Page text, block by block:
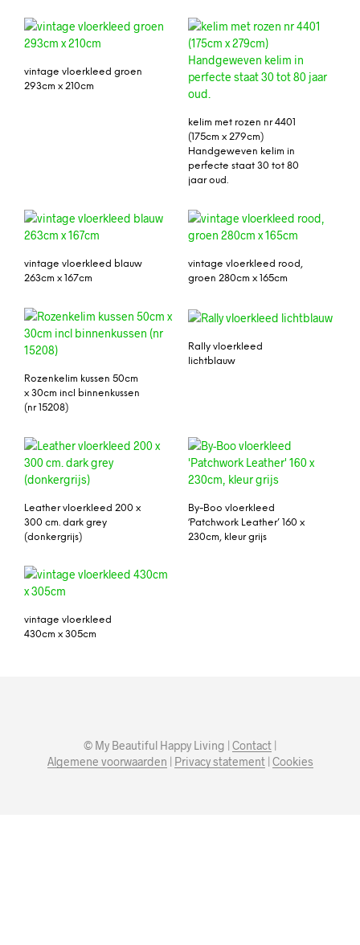
vintage vloerkleed groen
293cm x 210cm
kelim met rozen nr 4401
(175cm x 279cm)
Handgeweven kelim in
perfecte staat 30 tot 80
jaar oud.
vintage vloerkleed blauw
263cm x 167cm
vintage vloerkleed rood,
groen 280cm x 165cm
Rozenkelim kussen 50cm
x 30cm incl binnenkussen
(nr 15208)
Rally vloerkleed
lichtblauw
Leather vloerkleed 200 x
300 cm. dark grey
(donkergrijs)
By-Boo vloerkleed
‘Patchwork Leather’ 160 x
230cm, kleur grijs
vintage vloerkleed
430cm x 305cm
© My Beautiful Happy Living | Contact |
Algemene voorwaarden | Privacy statement| Cookies